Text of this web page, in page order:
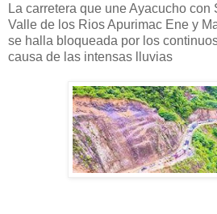
La carretera que une Ayacucho con
Valle de los Rios Apurimac Ene y
se halla bloqueada por los
causa de las intensas lluvias